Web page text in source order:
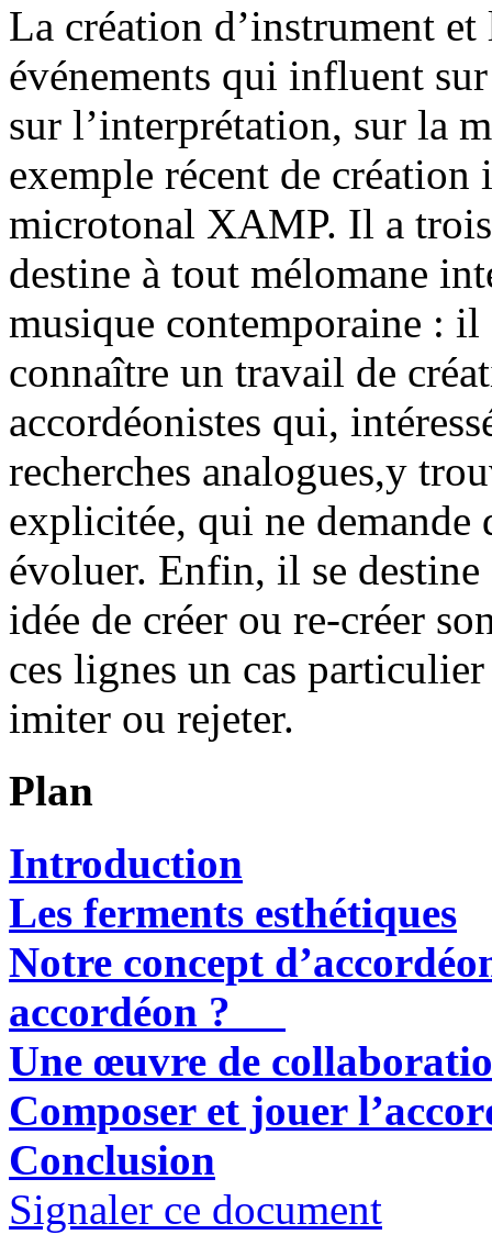
La création d’instrument
événements qui influent
sur l’interprétation, sur la
exemple récent de création
microtonal XAMP. Il a
destine à tout mélomane
musique contemporaine :
connaître un travail de
accordéonistes qui,
recherches analogues,y
explicitée, qui ne demande
évoluer. Enfin, il se
idée de créer ou re-créer
ces lignes un cas
imiter ou rejeter.
Plan
Introduction
Les ferments esthétiques
Notre concept
accordéon ?
Une œuvre de
Composer et jouer
Conclusion
Signaler ce document